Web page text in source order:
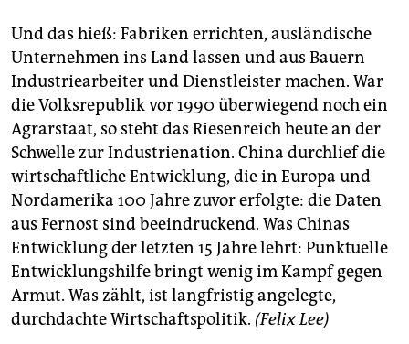
Und das hieß: Fabriken errichten, ausländische
Unternehmen ins Land lassen und aus Bauern
Industriearbeiter und Dienstleister machen. War
die Volksrepublik vor 1990 überwiegend noch ein
Agrarstaat, so steht das Riesenreich heute an der
Schwelle zur Industrienation. China durchlief die
wirtschaftliche Entwicklung, die in Europa und
Nordamerika 100 Jahre zuvor erfolgte: die Daten
aus Fernost sind beeindruckend. Was Chinas
Entwicklung der letzten 15 Jahre lehrt: Punktuelle
Entwicklungshilfe bringt wenig im Kampf gegen
Armut. Was zählt, ist langfristig angelegte,
durchdachte Wirtschaftspolitik. (Felix Lee)